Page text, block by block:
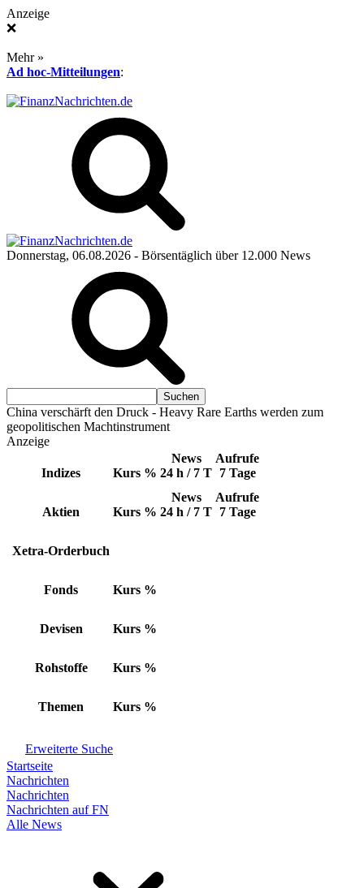
Anzeige
❌
Mehr »
Ad hoc-Mitteilungen:
Donnerstag, 06.08.2026 - Börsentäglich über 12.000 News
China verschärft den Druck - Heavy Rare Earths werden zum
geopolitischen Machtinstrument
Anzeige
Indizes Kurs %
News
24 h / 7 T
Aufrufe
7 Tage
Aktien Kurs %
News
24 h / 7 T
Aufrufe
7 Tage
Xetra-Orderbuch
Fonds Kurs %
Devisen Kurs %
Rohstoffe Kurs %
Themen Kurs %
Erweiterte Suche
Startseite
Nachrichten
Nachrichten
Nachrichten auf FN
Alle News